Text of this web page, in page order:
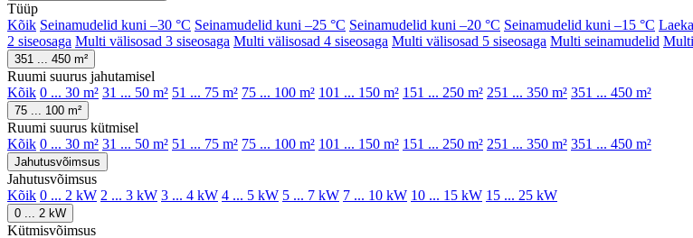
Tüüp
Kõik Seinamudelid kuni –30 °C Seinamudelid kuni –25 °C Seinamudelid kuni –20 °C Seinamudelid kuni –15 °C
2 siseosaga Multi välisosad 3 siseosaga Multi välisosad 4 siseosaga Multi välisosad 5 siseosaga Multi seinamudelid
351 ... 450 m²
Ruumi suurus jahutamisel
Kõik 0 ... 30 m² 31 ... 50 m² 51 ... 75 m² 75 ... 100 m² 101 ... 150 m² 151 ... 250 m² 251 ... 350 m² 351 ... 450 m²
75 ... 100 m²
Ruumi suurus kütmisel
Kõik 0 ... 30 m² 31 ... 50 m² 51 ... 75 m² 75 ... 100 m² 101 ... 150 m² 151 ... 250 m² 251 ... 350 m² 351 ... 450 m²
Jahutusvõimsus
Jahutusvõimsus
Kõik 0 ... 2 kW 2 ... 3 kW 3 ... 4 kW 4 ... 5 kW 5 ... 7 kW 7 ... 10 kW 10 ... 15 kW 15 ... 25 kW
0 ... 2 kW
Kütmisvõimsus